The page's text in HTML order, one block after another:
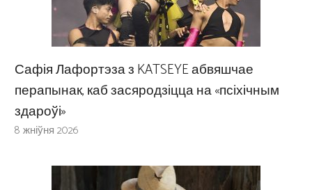
Сафія Лафортэза з KATSEYE абвяшчае
перапынак, каб засяродзіцца на «псіхічным
здароўі»
8 жніўня 2026